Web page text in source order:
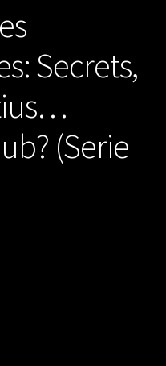
Secrets,
(Serie